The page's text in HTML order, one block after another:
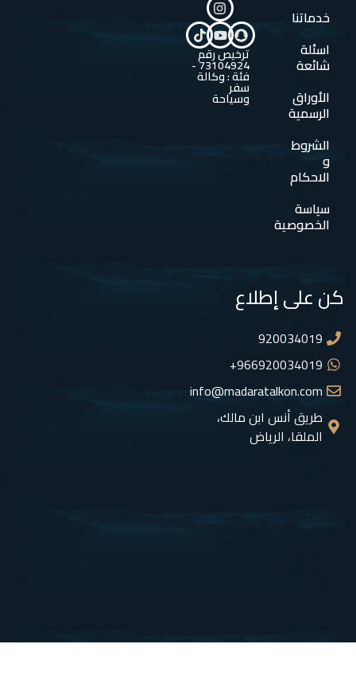
خدماتنا
اسئلة
شائعة
الأوراق
الرسمية
الشروط
و
الاحكام
سياسة
الخصوصية
ترخيص رقم
73104924 -
فئة : وكالة
سفر
وسياحة
كن على إطلاع
920034019
966920034019+
info@madaratalkon.com
طريق أنس ابن مالك،
الملقا، الرياض